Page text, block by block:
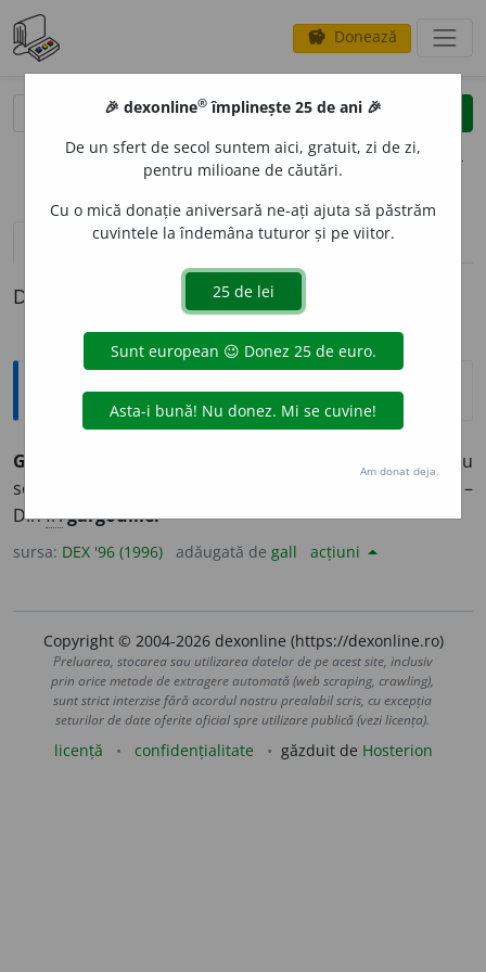
savings Donează
clear
opțiuni
definiții (1)
Definiția cu ID-ul 9721:
Explicative DEX
GARG
Jgheab sau burlan scurt pentru
scurgerea apei de ploaie, de obicei bogat ornamentat. –
Dinfr.gargouille.
sursa: DEX '96 (1996) adăugată de gall acțiuni
Copyright © 2004-2026 dexonline (https://dexonline.ro)
Preluarea, stocarea sau utilizarea datelor de pe acest site, inclusiv
prin orice metode de extragere automată (web scraping, crawling),
sunt strict interzise fără acordul nostru prealabil scris, cu excepția
seturilor de date oferite oficial spre utilizare publică (vezi licența).
licență confidențialitate găzduit de Hosterion
🎉 dexonline® împlinește 25 de ani 🎉
De un sfert de secol suntem aici, gratuit, zi de zi,
pentru milioane de căutări.
Cu o mică donație aniversară ne-ați ajuta să păstrăm
cuvintele la îndemâna tuturor și pe viitor.
Am donat deja.